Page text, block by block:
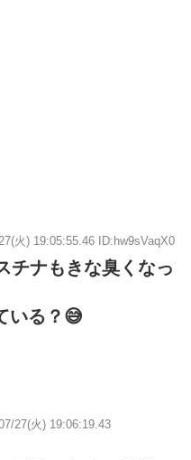
火) 19:05:55.46 ID:hw9sVaqX0
チナもきな臭くなっ
いる？😅
27(火) 19:06:19.43